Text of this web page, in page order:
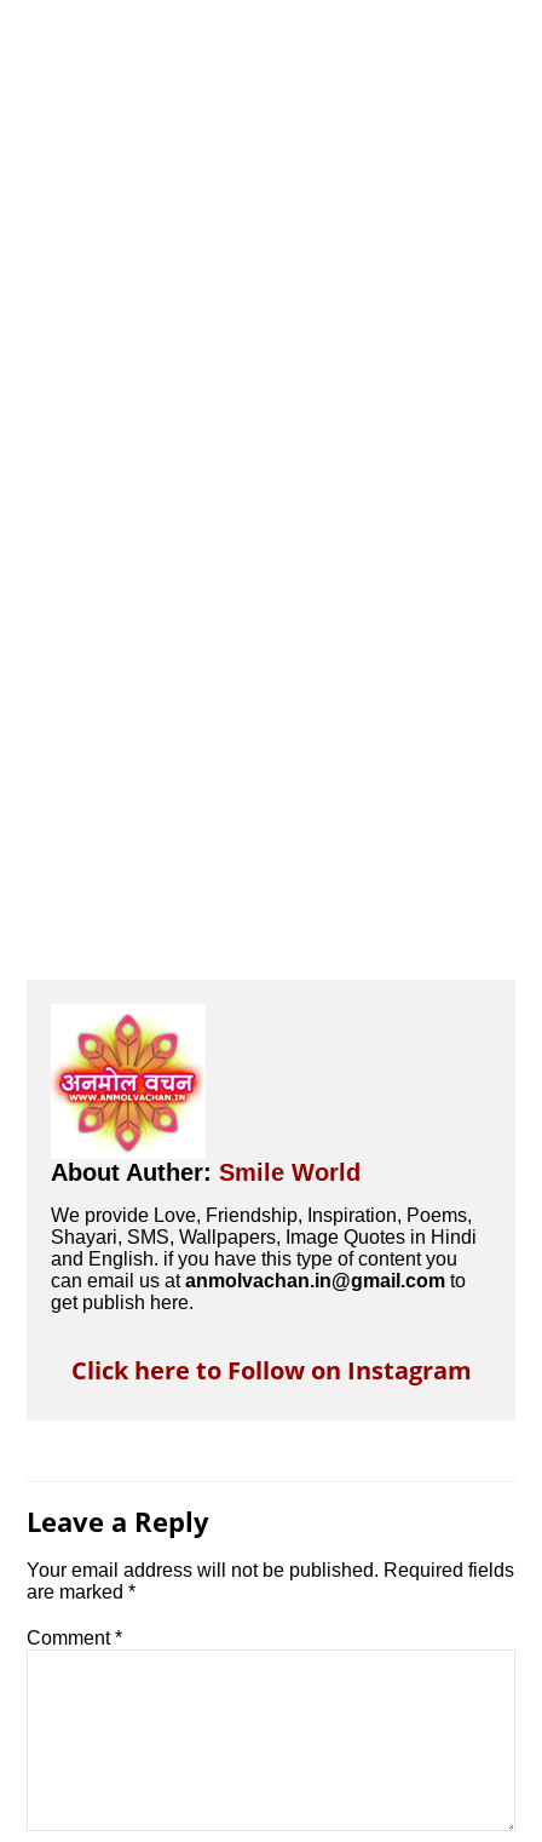
About Auther:Smile World
We provide Love, Friendship, Inspiration, Poems,
Shayari, SMS, Wallpapers, Image Quotes in Hindi
and English. if you have this type of content you
can email us atanmolvachan.in@gmail.com to
get publish here.
Click here to Follow on Instagram
Leave a Reply
Your email address will not be published. Required fields
are marked*
Comment*